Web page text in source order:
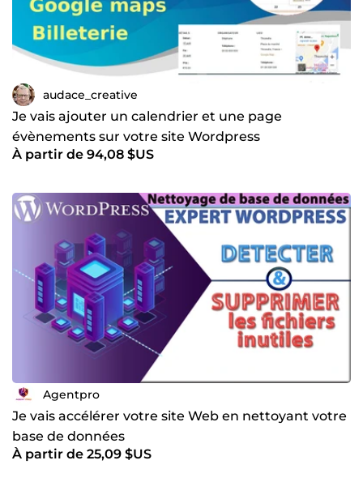
audace_creative
Je vais ajouter un calendrier et une page
évènements sur votre site Wordpress
À partir de 94,08 $US
Agentpro
Je vais accélérer votre site Web en nettoyant votre
base de données
À partir de 25,09 $US